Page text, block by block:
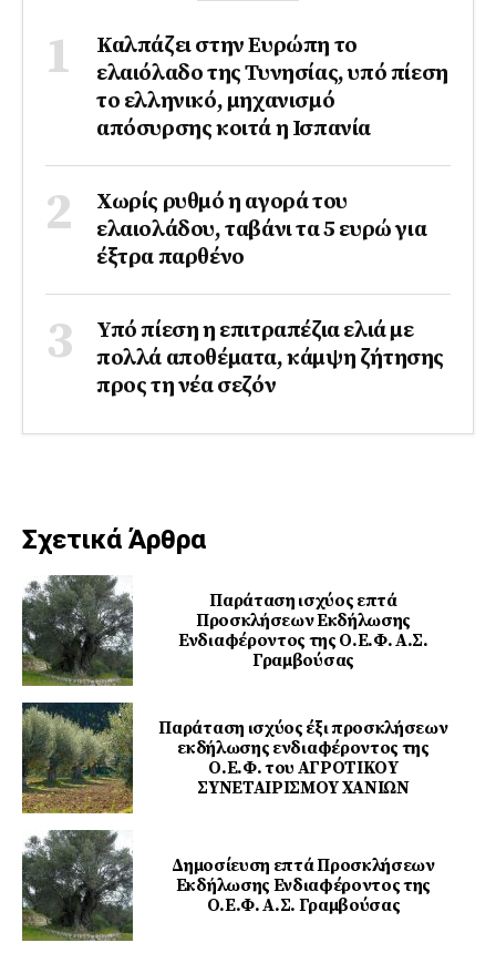
Καλπάζει στην Ευρώπη το
ελαιόλαδο της Τυνησίας, υπό πίεση
το ελληνικό, μηχανισμό
απόσυρσης κοιτά η Ισπανία
Χωρίς ρυθμό η αγορά του
ελαιολάδου, ταβάνι τα 5 ευρώ για
έξτρα παρθένο
Υπό πίεση η επιτραπέζια ελιά με
πολλά αποθέματα, κάμψη ζήτησης
προς τη νέα σεζόν
Σχετικά Άρθρα
Παράταση ισχύος επτά
Προσκλήσεων Εκδήλωσης
Ενδιαφέροντος της Ο.Ε.Φ. Α.Σ.
Γραμβούσας
Παράταση ισχύος έξι προσκλήσεων
εκδήλωσης ενδιαφέροντος της
Ο.Ε.Φ. του ΑΓΡΟΤΙΚΟΥ
ΣΥΝΕΤΑΙΡΙΣΜΟΥ ΧΑΝΙΩΝ
Δημοσίευση επτά Προσκλήσεων
Εκδήλωσης Ενδιαφέροντος της
Ο.Ε.Φ. Α.Σ. Γραμβούσας